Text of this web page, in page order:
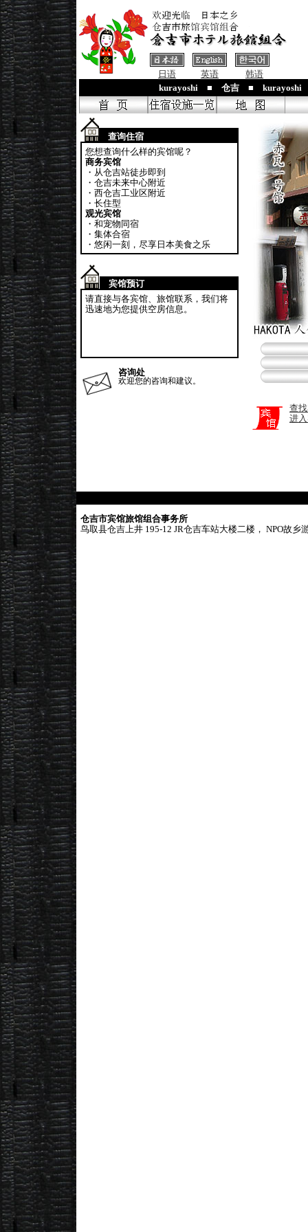
日语 英语
韩语
kurayoshi ■ 仓吉 ■
查询住宿
您想查询什么样的宾馆呢？
商务宾馆
・从仓吉站徒步即到
・仓吉未来中心附近
・西仓吉工业区附近
・长住型
观光宾馆
・和宠物同宿
・集体合宿
・悠闲一刻，尽享日本美食之乐
宾馆预订
请直接与各宾馆、旅馆联系，我们将
迅速地为您提供空房信息。
查
进
咨询处
欢迎您的咨询和建议。
仓吉市宾馆旅馆组合事务所
鸟取县仓吉上井 195-12 JR仓吉车站大楼二楼， NPO故乡